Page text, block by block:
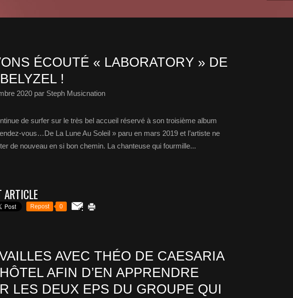
ÉCOUTÉ « LABORATORY » DE
!
2020 par Steph Musicnation
de surfer sur le très bel accueil réservé à son troisième album
vous…De La Lune Au Soleil » paru en mars 2019 et l’artiste ne
de nouveau en si bon chemin. La chanteuse qui fourmille...
ARTICLE
Repost 0
AVEC THÉO DE CAESARIA
AFIN D’EN APPRENDRE
LES DEUX EPS DU GROUPE QUI